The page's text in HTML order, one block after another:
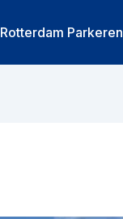
Rotterdam Parkeren